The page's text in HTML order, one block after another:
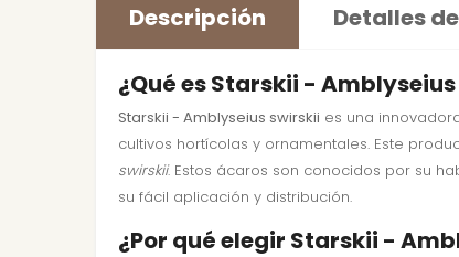
Descripción Detalles
¿Qué es Starskii -
Starskii - Amblyseius swirskii es una
cultivos hortícolas y ornamentales. Este
swirskii. Estos ácaros son conocidos por su
su fácil aplicación y distribución.
¿Por qué elegir Starskii -